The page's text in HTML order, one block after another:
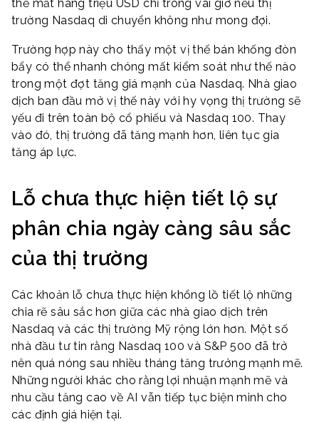
thể mất hàng triệu USD chỉ trong vài giờ nếu thị
trường Nasdaq di chuyển không như mong đợi.
Trường hợp này cho thấy một vị thế bán khống đòn
bẩy có thể nhanh chóng mất kiểm soát như thế nào
trong một đợt tăng giá mạnh của Nasdaq. Nhà giao
dịch ban đầu mở vị thế này với hy vọng thị trường sẽ
yếu đi trên toàn bộ cổ phiếu và Nasdaq 100. Thay
vào đó, thị trường đã tăng mạnh hơn, liên tục gia
tăng áp lực.
Lỗ chưa thực hiện tiết lộ sự
phân chia ngày càng sâu sắc
của thị trường
Các khoản lỗ chưa thực hiện khổng lồ tiết lộ những
chia rẽ sâu sắc hơn giữa các nhà giao dịch trên
Nasdaq và các thị trường Mỹ rộng lớn hơn. Một số
nhà đầu tư tin rằng Nasdaq 100 và S&P 500 đã trở
nên quá nóng sau nhiều tháng tăng trưởng mạnh mẽ.
Những người khác cho rằng lợi nhuận mạnh mẽ và
nhu cầu tăng cao về AI vẫn tiếp tục biện minh cho
các định giá hiện tại.